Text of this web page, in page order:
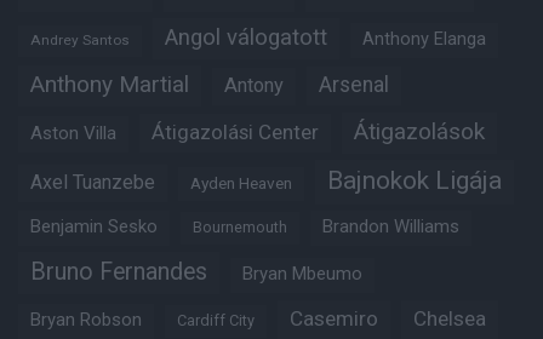
Andrey Santos Angol válogatott Anthony Elanga
Anthony Martial Antony Arsenal
Aston Villa Átigazolási Center Átigazolások
Axel Tuanzebe Ayden Heaven Bajnokok Ligája
Benjamin Sesko Bournemouth Brandon Williams
Bruno Fernandes Bryan Mbeumo
Bryan Robson Cardiff City Casemiro Chelsea